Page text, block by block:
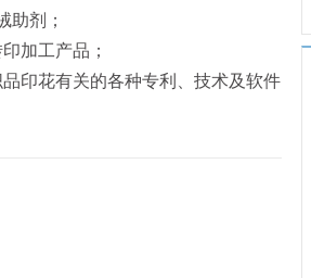
助剂；
加工产品；
印花有关的各种专利、技术及软件